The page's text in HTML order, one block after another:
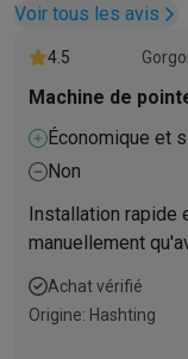
Voir tous les avis
4.5
Machine de
Économique et
Non
Installation rapide
manuellement
Machine très
Un excellent achat.
Achat vérifié
Origine: Hashting